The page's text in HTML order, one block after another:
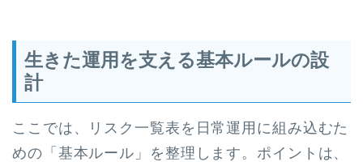
生きた運用を支える基本ルールの設
計
ここでは、リスク一覧表を日常運用に組み込むた
めの「基本ルール」を整理します。ポイントは、